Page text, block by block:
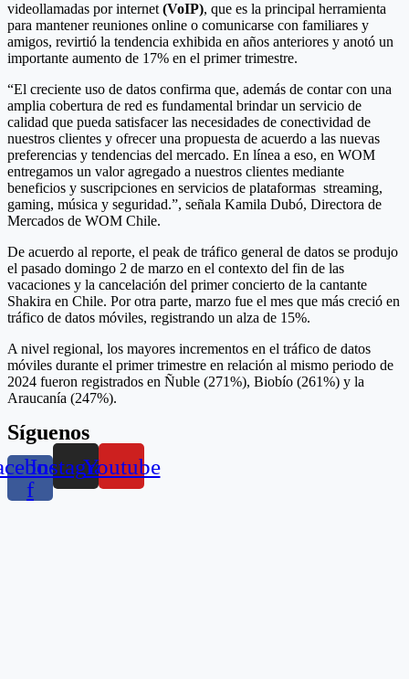
videollamadas por internet (VoIP), que es la principal herramienta
para mantener reuniones online o comunicarse con familiares y
amigos, revirtió la tendencia exhibida en años anteriores y anotó un
importante aumento de 17% en el primer trimestre.
“El creciente uso de datos confirma que, además de contar con una
amplia cobertura de red es fundamental brindar un servicio de
calidad que pueda satisfacer las necesidades de conectividad de
nuestros clientes y ofrecer una propuesta de acuerdo a las nuevas
preferencias y tendencias del mercado. En línea a eso, en WOM
entregamos un valor agregado a nuestros clientes mediante
beneficios y suscripciones en servicios de plataformas streaming,
gaming, música y seguridad.”, señala Kamila Dubó, Directora de
Mercados de WOM Chile.
De acuerdo al reporte, el peak de tráfico general de datos se produjo
el pasado domingo 2 de marzo en el contexto del fin de las
vacaciones y la cancelación del primer concierto de la cantante
Shakira en Chile. Por otra parte, marzo fue el mes que más creció en
tráfico de datos móviles, registrando un alza de 15%.
A nivel regional, los mayores incrementos en el tráfico de datos
móviles durante el primer trimestre en relación al mismo periodo de
2024 fueron registrados en Ñuble (271%), Biobío (261%) y la
Araucanía (247%).
Síguenos
f
InstagramYoutube